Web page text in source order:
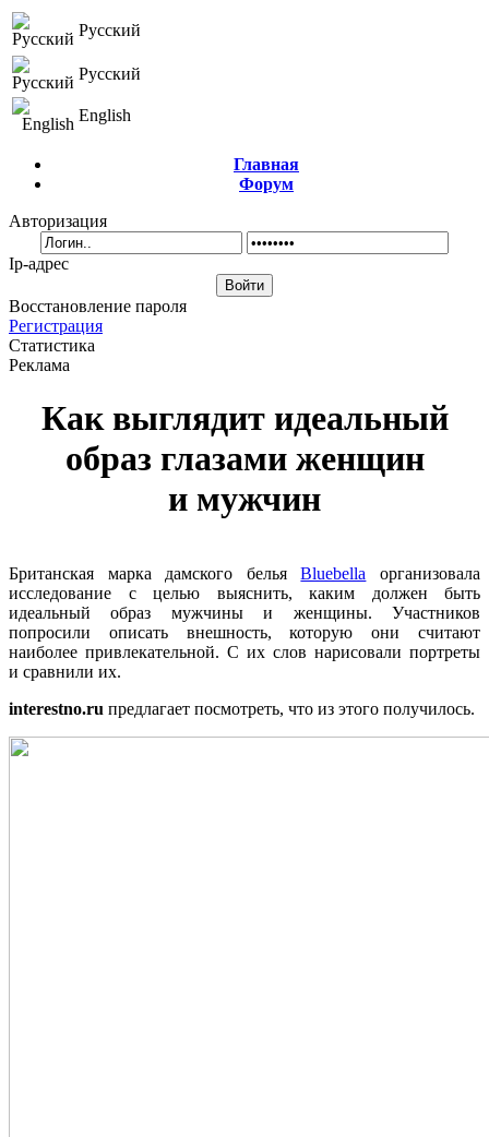
Русский
Русский
English
Главная
Форум
Авторизация
Ip-адрес
Восстановление пароля
Регистрация
Статистика
Реклама
Как выглядит идеальный
образ глазами женщин
и мужчин
Британская марка дамского бельяBluebella организовала
исследование с целью выяснить, каким должен быть
идеальный образ мужчины и женщины. Участников
попросили описать внешность, которую они считают
наиболее привлекательной. С их слов нарисовали портреты
и сравнили их.
interestno.ru предлагает посмотреть, что из этого получилось.